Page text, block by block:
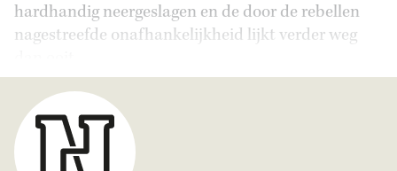
hardhandig neergeslagen en de door de rebellen
nagestreefde onafhankelijkheid lijkt verder weg